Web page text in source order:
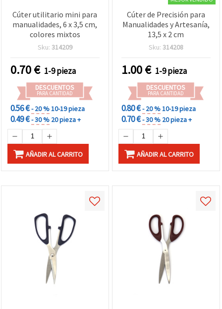
Cúter utilitario mini para
manualidades, 6 x 3,5 cm,
colores mixtos
Sku: 314209
0.70€ 1-9 pieza
DESCUENTOS
PARA CANTIDAD
0.56 €- 20 %10-19 pieza
0.49 €- 30 % 20 pieza +
AÑADIR AL CARRITO
Cúter de Precisión para
Manualidades y Artesanía,
13,5 x 2 cm
Sku: 314208
1.00€ 1-9 pieza
DESCUENTOS
PARA CANTIDAD
0.80 €- 20 %10-19 pieza
0.70 €- 30 % 20 pieza +
AÑADIR AL CARRITO